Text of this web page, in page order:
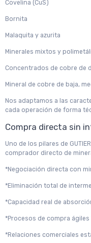
Covelina (CuS)
Bornita
Malaquita y azurita
Minerales mixtos y
Concentrados de cobre de
Mineral de cobre de baja,
Nos adaptamos a las
cada operación de forma
Compra directa sin
Uno de los pilares de
comprador directo de
*Negociación directa con
*Eliminación total de
*Capacidad real de
*Procesos de compra
*Relaciones comerciales